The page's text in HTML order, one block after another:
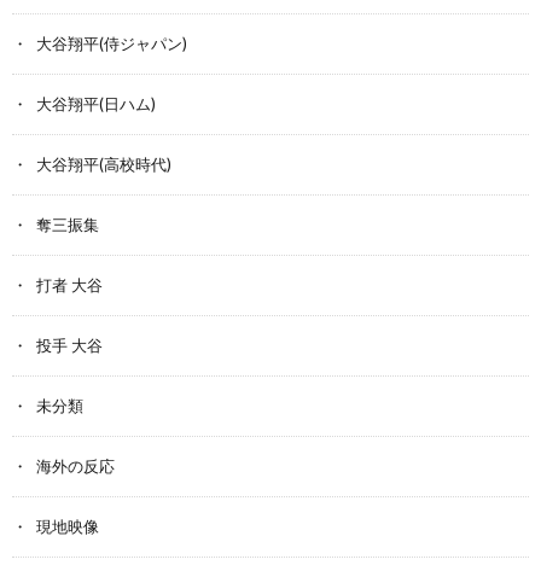
大谷翔平(侍ジャパン)
大谷翔平(日ハム)
大谷翔平(高校時代)
奪三振集
打者 大谷
投手 大谷
未分類
海外の反応
現地映像